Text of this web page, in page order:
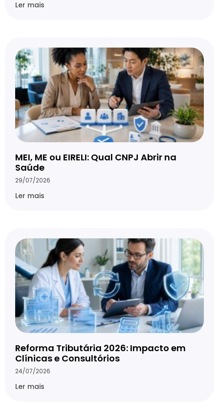
Ler mais
MEI, ME ou EIRELI: Qual CNPJ Abrir na
Saúde
29/07/2026
Ler mais
Reforma Tributária 2026: Impacto em
Clínicas e Consultórios
24/07/2026
Ler mais